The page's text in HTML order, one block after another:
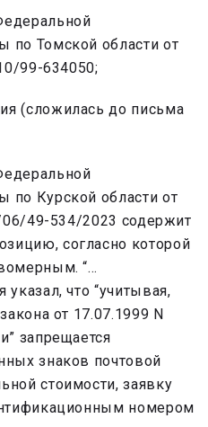
по Томской области от
99-634050;
(сложилась до письма
по Курской области от
06/49-534/2023 содержит
согласно которой
“…
указал, что “учитывая,
от 17.07.1999 N
запрещается
знаков почтовой
стоимости, заявку
номером